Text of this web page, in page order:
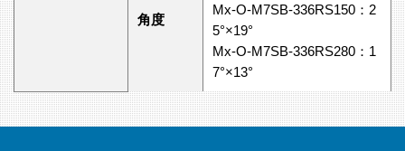
角度
Mx-O-M7SB-336RS150：2
5°×19°
Mx-O-M7SB-336RS280：1
7°×13°